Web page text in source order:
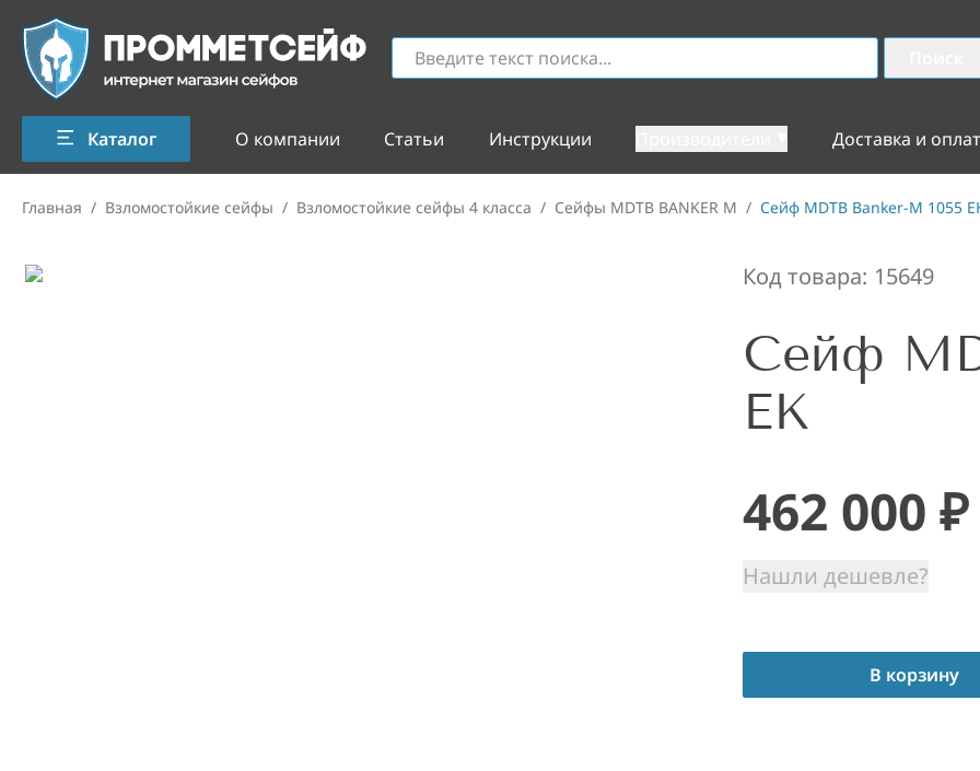
Каталог О компании Статьи Инструкции Доставка и
Главная / Взломостойкие сейфы / Взломостойкие сейфы 4 класса / Сейфы MDTB BANKER M / Сейф MDTB Banker-M 1055
Код товара: 15649
Сейф
EK
462 000 ₽
Нашли дешевле?
В корзину